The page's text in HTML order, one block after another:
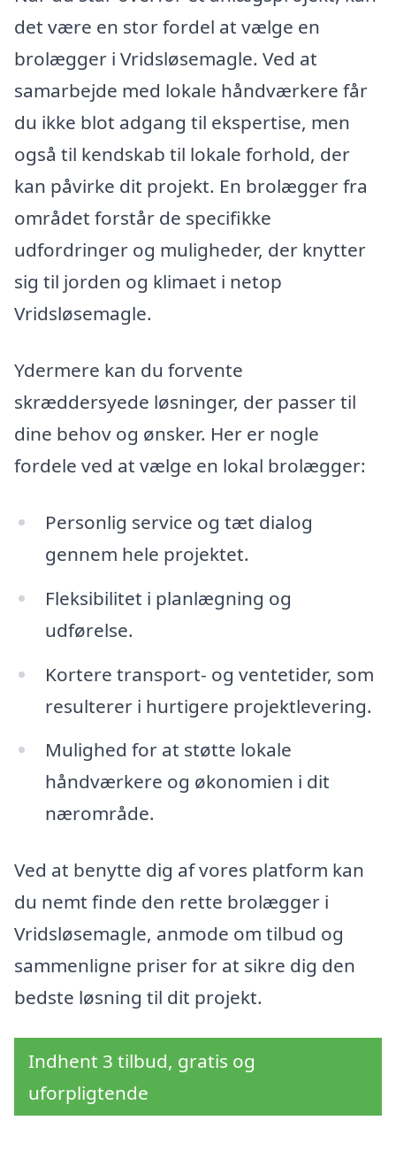
det være en stor fordel at vælge en
brolægger i Vridsløsemagle. Ved at
samarbejde med lokale håndværkere får
du ikke blot adgang til ekspertise, men
også til kendskab til lokale forhold, der
kan påvirke dit projekt. En brolægger fra
området forstår de specifikke
udfordringer og muligheder, der knytter
sig til jorden og klimaet i netop
Vridsløsemagle.
Ydermere kan du forvente
skræddersyede løsninger, der passer til
dine behov og ønsker. Her er nogle
fordele ved at vælge en lokal brolægger:
Personlig service og tæt dialog
gennem hele projektet.
Fleksibilitet i planlægning og
udførelse.
Kortere transport- og ventetider, som
resulterer i hurtigere projektlevering.
Mulighed for at støtte lokale
håndværkere og økonomien i dit
nærområde.
Ved at benytte dig af vores platform kan
du nemt finde den rette brolægger i
Vridsløsemagle, anmode om tilbud og
sammenligne priser for at sikre dig den
bedste løsning til dit projekt.
Indhent 3 tilbud, gratis og
uforpligtende